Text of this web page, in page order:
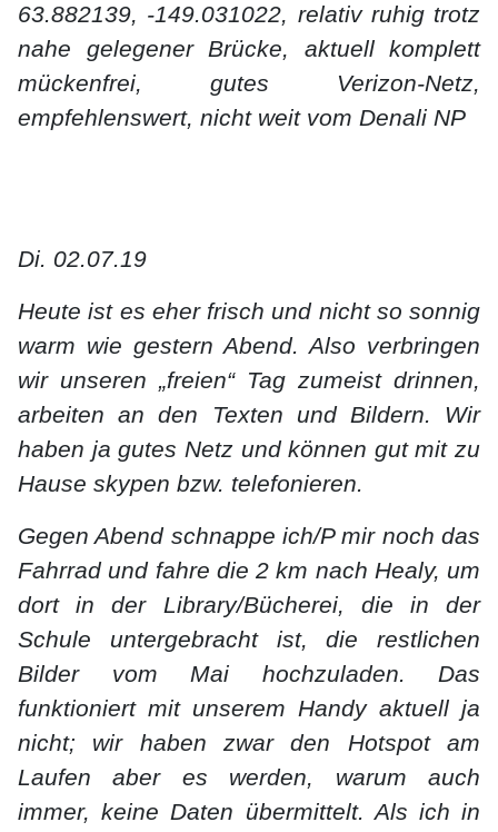
63.882139, -149.031022, relativ ruhig trotz
nahe gelegener Brücke, aktuell komplett
mückenfrei, gutes Verizon-Netz,
empfehlenswert, nicht weit vom Denali NP
Di. 02.07.19
Heute ist es eher frisch und nicht so sonnig
warm wie gestern Abend. Also verbringen
wir unseren „freien“ Tag zumeist drinnen,
arbeiten an den Texten und Bildern. Wir
haben ja gutes Netz und können gut mit zu
Hause skypen bzw. telefonieren.
Gegen Abend schnappe ich/P mir noch das
Fahrrad und fahre die 2 km nach Healy, um
dort in der Library/Bücherei, die in der
Schule untergebracht ist, die restlichen
Bilder vom Mai hochzuladen. Das
funktioniert mit unserem Handy aktuell ja
nicht; wir haben zwar den Hotspot am
Laufen aber es werden, warum auch
immer, keine Daten übermittelt. Als ich in